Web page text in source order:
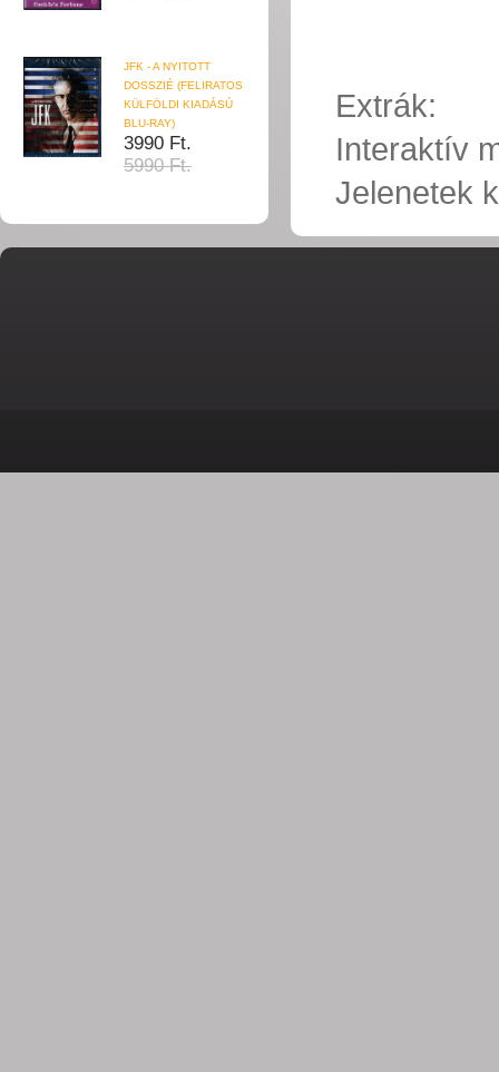
JFK - A NYITOTT
DOSSZIÉ (FELIRATOS
KÜLFÖLDI KIADÁSÚ
BLU-RAY)
3990 Ft.
5990 Ft.
Extrák:
Interaktív
Jelenetek